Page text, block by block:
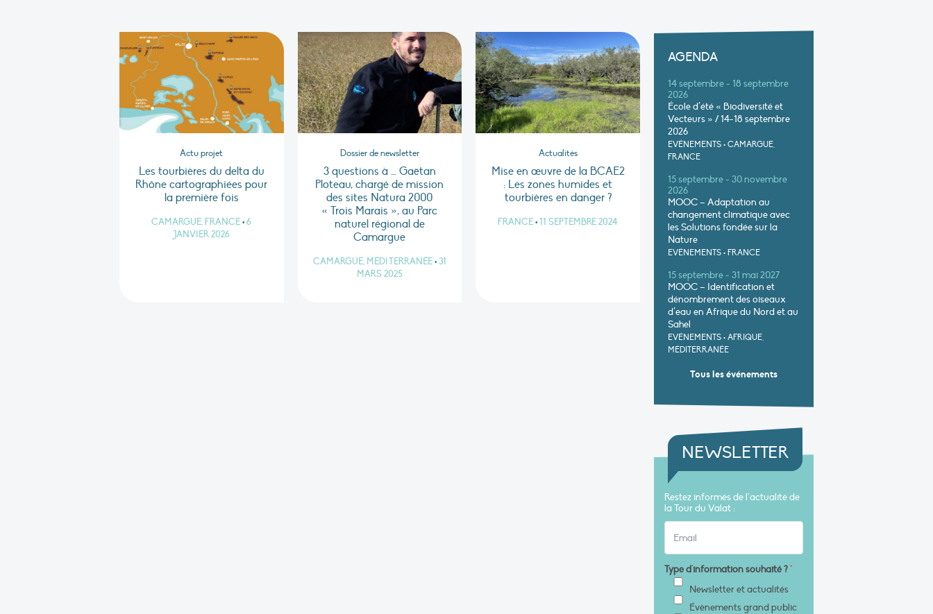
Actu projet
Les tourbières du delta du
Rhône cartographiées pour
la première fois
CAMARGUE, FRANCE • 6
JANVIER 2026
Dossier de newsletter
3 questions à … Gaëtan
Ploteau, chargé de mission
des sites Natura 2000
« Trois Marais », au Parc
naturel régional de
Camargue
CAMARGUE, MÉDITERRANÉE•31
MARS 2025
Actualités
Mise en œuvre de la BCAE2
: Les zones humides et
tourbières en danger ?
FRANCE•11 SEPTEMBRE 2024
AGENDA
14 septembre - 18 septembre
2026
École d’été « Biodiversité et
Vecteurs » / 14-18 septembre
2026
EVÉNEMENTS • CAMARGUE,
FRANCE
15 septembre - 30 novembre
2026
MOOC – Adaptation au
changement climatique avec
les Solutions fondée sur la
Nature
EVÉNEMENTS • FRANCE
15 septembre - 31 mai 2027
MOOC – Identification et
dénombrement des oiseaux
d’eau en Afrique du Nord et au
Sahel
EVÉNEMENTS • AFRIQUE,
MÉDITERRANÉE
Tous les événements
NEWSLETTER
Restez informés de l’actualité de
la Tour du Valat :
Type d'information souhaité ?*
Newsletter et actualités
Évènements grand public